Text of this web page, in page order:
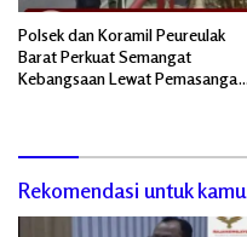
Polsek dan Koramil Peureulak
Barat Perkuat Semangat
Kebangsaan Lewat Pemasangan
Rekomendasi untuk kamu